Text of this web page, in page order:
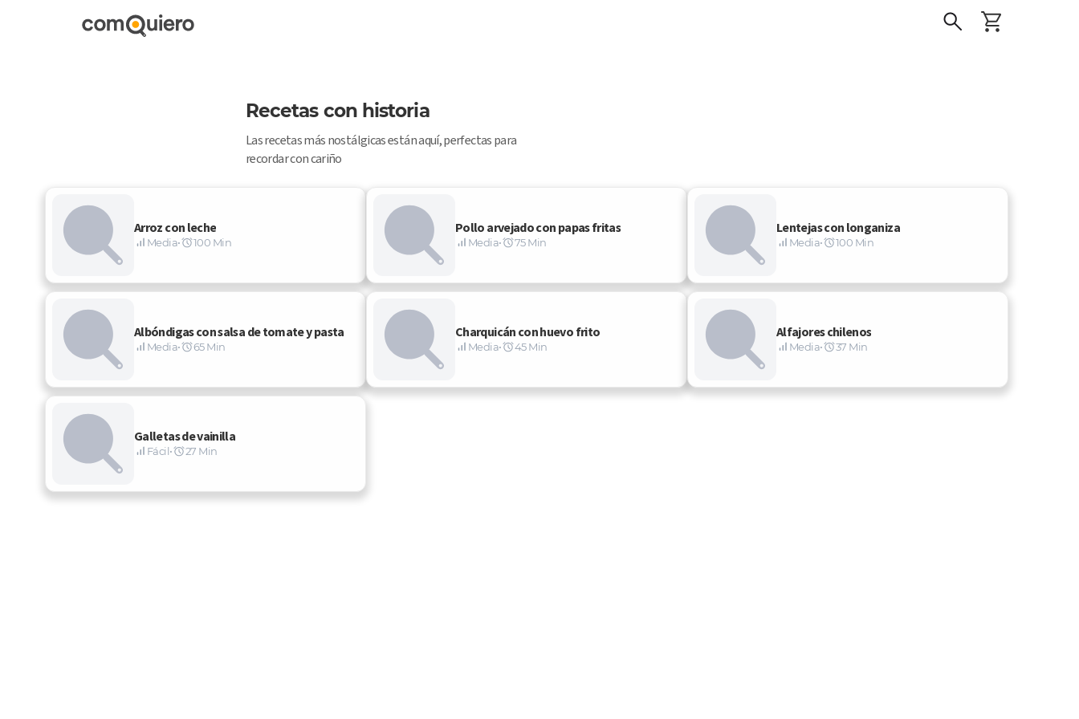
Recetas con historia
Las recetas más nostálgicas están aquí, perfectas para
recordar con cariño
Arroz con leche
Media• 100 Min
Pollo arvejado con papas fritas
Media• 75 Min
Lentejas con longaniza
Media• 100 Min
Albóndigas con salsa de tomate y pasta
Media• 65 Min
Charquicán con huevo frito
Media• 45 Min
Alfajores chilenos
Media• 37 Min
Galletas de vainilla
Fácil• 27 Min